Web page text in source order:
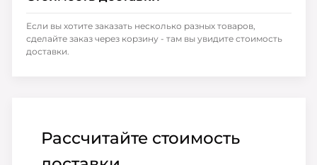
Рассчитайте стоимость
Если вы хотите заказать несколько разных товаров,
сделайте заказ через корзину - там вы увидите стоимость
доставки.